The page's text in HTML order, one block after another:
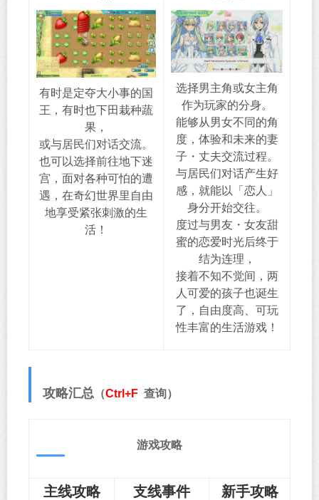
有时是定夺大小事的国
王，有时也下田栽种蔬
果，
或与居民们对话交流。
也可以选择前往地下迷
宫，面对各种可怕的遭
遇，在奇幻世界里自由
地享受紧张刺激的生
活！
选择男主角或女主角
作为玩家的分身。
能够从男女不同的角
度，体验和未来的妻
子・丈夫交流过程。
与居民们对话产生好
感，就能以「恋人」
身分开始交往。
度过与男友・女友甜
蜜的恋爱时光后终于
结为连理，
接着不知不觉间，两
人可爱的孩子也诞生
了，自由度高、可玩
性丰富的生活游戏！
攻略汇总 （Ctrl+F 查询）
游戏攻略
主线攻略 支线事件 新手攻略